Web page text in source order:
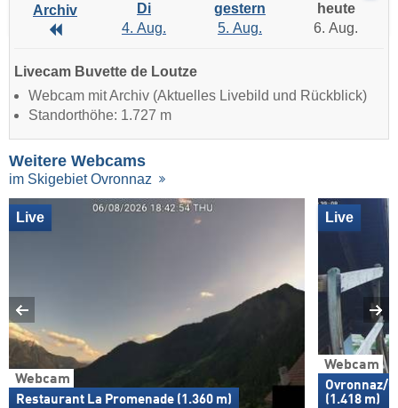
Archiv
Archiv
Di
4. Aug.
gestern
5. Aug.
heute
6. Aug.
Livecam Buvette de Loutze
Webcam mit Archiv (Aktuelles Livebild und Rückblick)
Standorthöhe: 1.727 m
Weitere Webcams
im Skigebiet Ovronnaz
Webcam
Restaurant La Promenade (1.360 m)
Live
Webcam
Ovronnaz/
(1.418 m)
Live